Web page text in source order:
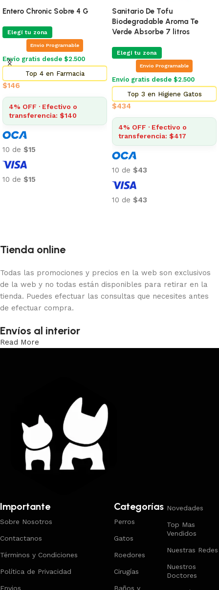
Entero Chronic Sobre 4 G
Elegí tu zona
Envio Programable
Envío gratis desde $2.500
Top 4 en Farmacia
$146
4% OFF · Efectivo o
transferencia: $140
10 de $15
10 de $15
Sanitario De Tofu
Biodegradable Aroma Te
Verde Absorbe 7 litros
Elegí tu zona
Envio Programable
Envío gratis desde $2.500
Top 3 en Higiene Gatos
$434
4% OFF · Efectivo o
transferencia: $417
10 de $43
10 de $43
Tienda online
Todas las promociones y precios en la web son exclusivos
de la web y no todas están disponibles para retirar en la
tienda. Puedes efectuar las consultas que necesites antes
de efectuar compra.
Envíos al interior
Read More
Importante
Sobre Nosotros
Contactanos
Términos y Condiciones
Política de Privacidad
Envios
Categorías
Perros
Gatos
Roedores
Cirugías
Baños y
Novedades
Top Mas
Vendidos
Nuestras Redes
Nuestros
Doctores